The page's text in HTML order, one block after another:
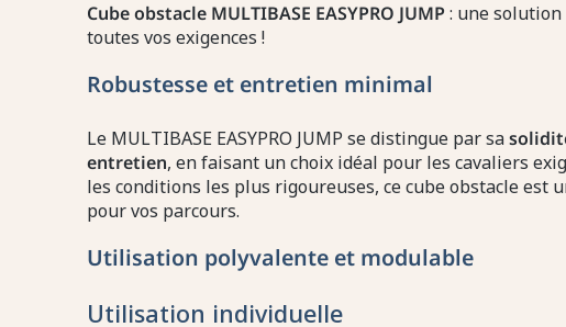
Cube obstacle MULTIBASE EASYPRO JUMP : une solution
toutes vos exigences !
Robustesse et entretien minimal
Le MULTIBASE EASYPRO JUMP se distingue par sa
entretien, en faisant un choix idéal pour les cavaliers
les conditions les plus rigoureuses, ce cube obstacle est
pour vos parcours.
Utilisation polyvalente et modulable
Utilisation individuelle